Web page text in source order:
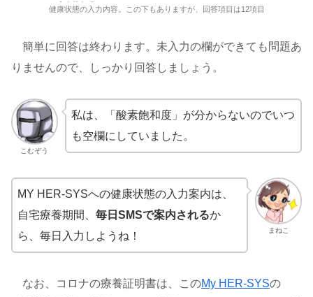
健康状態の入力内容。この下もありますが、回答項目は12項目
簡単に回答は終わります。未入力の欄ができても問題あ
りませんので、しっかり回答しましょう。
こむぞう
私は、「酸素飽和度」が分からないのでいつ
も空欄にしていました。
まねこ
MY HER-SYSへの健康状態の入力案内は、
自宅療養期間、 毎日SMSで案内されるか
ら、毎日入力しようね！
なお、コロナの療養証明書は、このMy HER-SYSの